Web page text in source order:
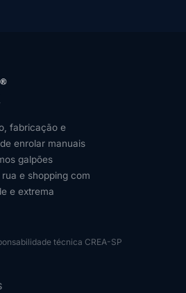
fabricação e
enrolar manuais
galpões
e shopping com
e extrema
técnica CREA-SP